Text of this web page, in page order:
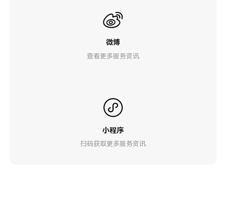
微博
查看更多服务资讯
小程序
扫码获取更多服务资讯